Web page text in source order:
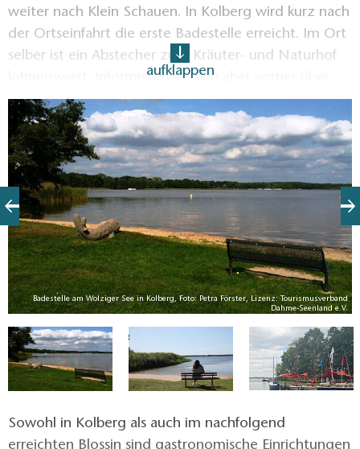
weiter nach Klein Schauen. In Kolberg wird kurz nach
der Ortseinfahrt die erste Badestelle erreicht. Im Ort
selber ist ein Abstecher zum Kräuter- und Naturhof
lohnenswert. Informieren sie sich aber vorher über
die Öffnungszeiten. Wenn sie die Straßenstrecke
zwischen Kolberg und Blossin vermeiden wollen,
empfehlen wir den Naturpfad am Blossiner Fließ bzw.
Sauwinkel entlang. Die Schiebepassage ist
lohnenswert.
aufklappen
Badestelle am Wolziger See in Kolberg, Foto: Petra Förster, Lizenz: Tourismusverband
Dahme-Seenland e.V.
Sowohl in Kolberg als auch im nachfolgend
erreichten Blossin sind gastronomische Einrichtungen